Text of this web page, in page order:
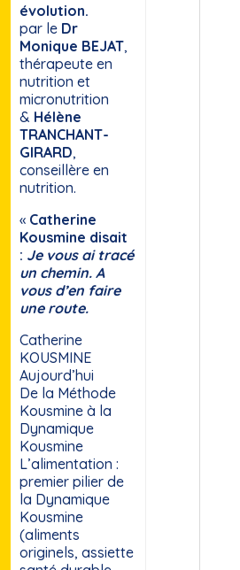
évolution.
par le Dr
Monique BEJAT,
thérapeute en
nutrition et
micronutrition
& Hélène
TRANCHANT-
GIRARD,
conseillère en
nutrition.
« Catherine
Kousmine disait
: Je vous ai tracé
un chemin. A
vous d’en faire
une route.
Catherine
KOUSMINE
Aujourd’hui
De la Méthode
Kousmine à la
Dynamique
Kousmine
L’alimentation :
premier pilier de
la Dynamique
Kousmine
(aliments
originels, assiette